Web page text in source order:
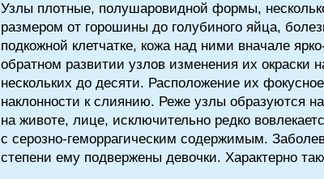
Узлы плотные, полушаровидной формы,
размером от горошины до голубиного яйца,
подкожной клетчатке, кожа над ними вначале
обратном развитии узлов изменения их окраски
нескольких до десяти. Расположение их
наклонности к слиянию. Реже узлы образуются
на животе, лице, исключительно редко
с серозно-геморрагическим содержимым.
степени ему подвержены девочки. Характерно